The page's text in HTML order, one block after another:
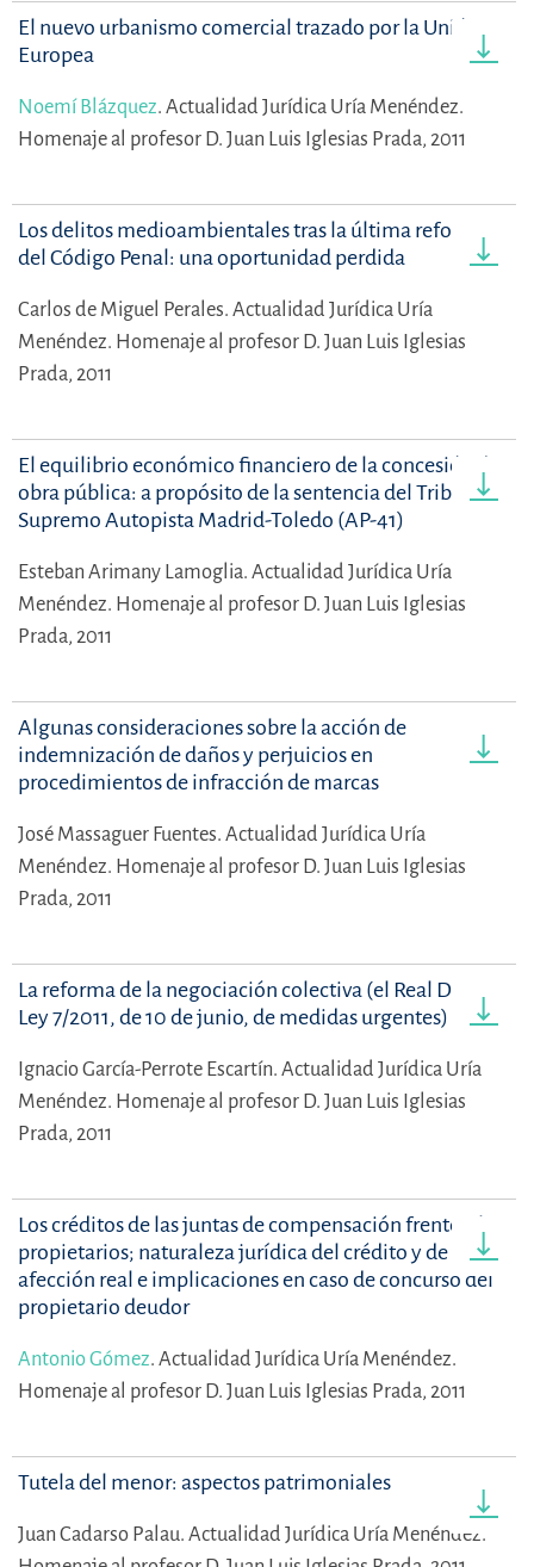
El nuevo urbanismo comercial trazado por la Unión
Europea
Noemí Blázquez. Actualidad Jurídica Uría Menéndez.
Homenaje al profesor D. Juan Luis Iglesias Prada, 2011
Los delitos medioambientales tras la última reforma
del Código Penal: una oportunidad perdida
Carlos de Miguel Perales. Actualidad Jurídica Uría
Menéndez. Homenaje al profesor D. Juan Luis Iglesias
Prada, 2011
El equilibrio económico financiero de la concesión de
obra pública: a propósito de la sentencia del Tribunal
Supremo Autopista Madrid-Toledo (AP-41)
Esteban Arimany Lamoglia. Actualidad Jurídica Uría
Menéndez. Homenaje al profesor D. Juan Luis Iglesias
Prada, 2011
Algunas consideraciones sobre la acción de
indemnización de daños y perjuicios en
procedimientos de infracción de marcas
José Massaguer Fuentes. Actualidad Jurídica Uría
Menéndez. Homenaje al profesor D. Juan Luis Iglesias
Prada, 2011
La reforma de la negociación colectiva (el Real Decreto-
Ley 7/2011, de 10 de junio, de medidas urgentes)
Ignacio García-Perrote Escartín. Actualidad Jurídica Uría
Menéndez. Homenaje al profesor D. Juan Luis Iglesias
Prada, 2011
Los créditos de las juntas de compensación frente a los
propietarios; naturaleza jurídica del crédito y de la
afección real e implicaciones en caso de concurso del
propietario deudor
Antonio Gómez. Actualidad Jurídica Uría Menéndez.
Homenaje al profesor D. Juan Luis Iglesias Prada, 2011
Tutela del menor: aspectos patrimoniales
Juan Cadarso Palau. Actualidad Jurídica Uría Menéndez.